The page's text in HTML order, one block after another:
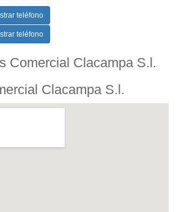
teléfono
teléfono
Comercial Clacampa S.l.
Clacampa S.l.